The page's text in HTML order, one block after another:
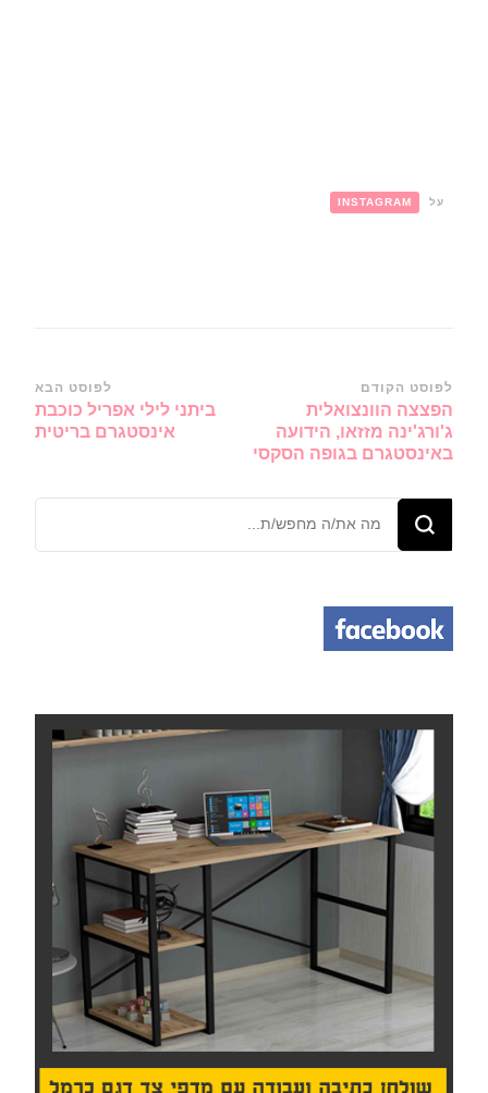
על INSTAGRAM
ניווט
ברשומות
לפוסט הקודם
הפצצה הוונצואלית
ג'ורג'ינה מזזאו, הידועה
באינסטגרם בגופה הסקסי
לפוסט הבא
ביתני לילי אפריל כוכבת
אינסטגרם בריטית
מחפש/ת
משהו?